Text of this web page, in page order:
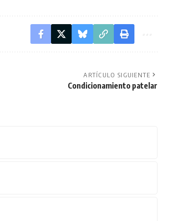
ARTÍCULO SIGUIENTE
Condicionamiento patelar